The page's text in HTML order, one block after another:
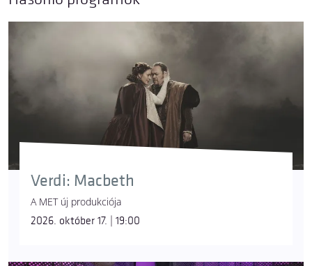
Verdi: Macbeth
A MET új produkciója
2026. október 17. | 19:00